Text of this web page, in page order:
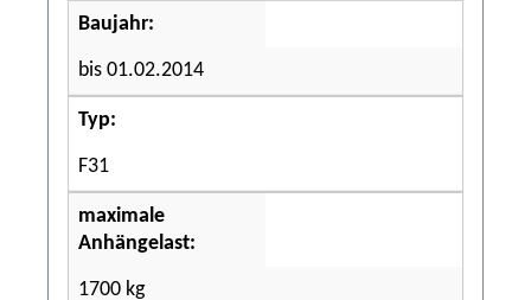
Baujahr:
bis 01.02.2014
Typ:
F31
maximale
Anhängelast:
1700 kg